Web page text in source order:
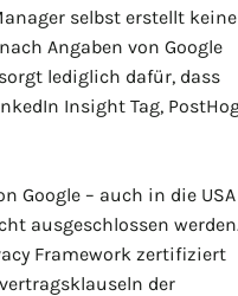
selbst erstellt keine
Angaben von Google
lediglich dafür, dass
Insight Tag,
Google – auch in die USA
ausgeschlossen
Framework zertifiziert
der